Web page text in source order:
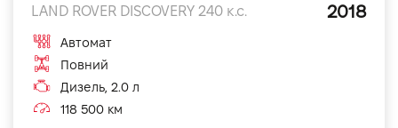
LAND ROVER DISCOVERY 240 к.с. 2018
Автомат
Повний
Дизель, 2.0 л
118 500 км